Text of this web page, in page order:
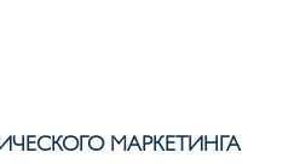
МАРКЕТИНГА